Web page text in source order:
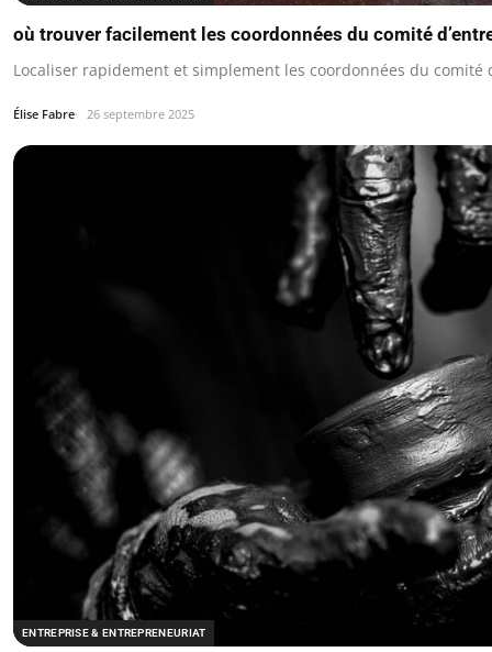
où trouver facilement les coordonnées du comité
Localiser rapidement et simplement les coordonnées du comité
Élise Fabre 26 septembre 2025
ENTREPRISE & ENTREPRENEURIAT